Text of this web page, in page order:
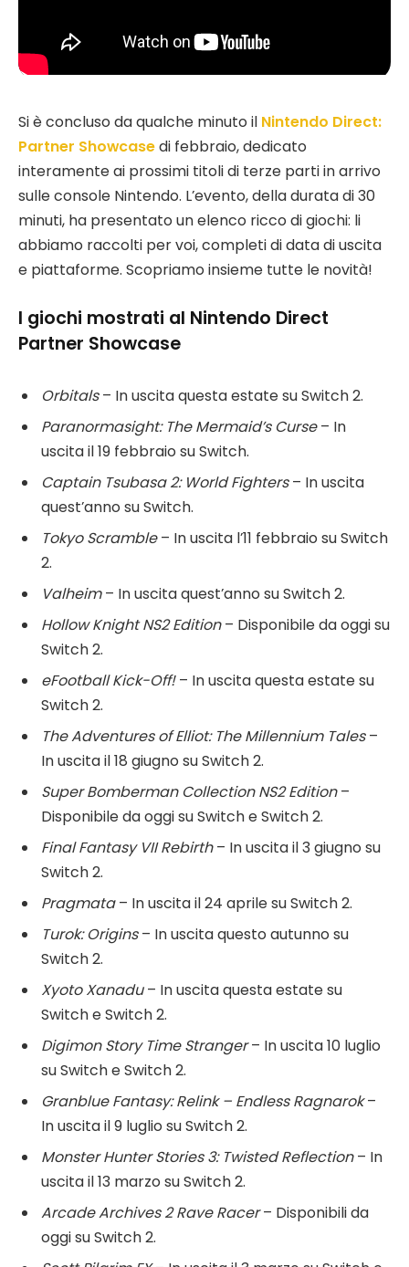
Si è concluso da qualche minuto il Nintendo Direct:
Partner Showcasedi febbraio, dedicato
interamente ai prossimi titoli di terze parti in arrivo
sulle console Nintendo. L’evento, della durata di 30
minuti, ha presentato un elenco ricco di giochi: li
abbiamo raccolti per voi, completi di data di uscita
e piattaforme. Scopriamo insieme tutte le novità!
I giochi mostrati al Nintendo Direct
Partner Showcase
Orbitals– In uscita questa estate su Switch 2.
Paranormasight: The Mermaid’s Curse– In
uscita il 19 febbraio su Switch.
Captain Tsubasa 2: World Fighters– In uscita
quest’anno su Switch.
Tokyo Scramble– In uscita l’11 febbraio su Switch
2.
Valheim– In uscita quest’anno su Switch 2.
Hollow Knight NS2 Edition– Disponibile da oggi su
Switch 2.
eFootball Kick-Off!– In uscita questa estate su
Switch 2.
The Adventures of Elliot: The Millennium Tales–
In uscita il 18 giugno su Switch 2.
Super Bomberman Collection NS2 Edition–
Disponibile da oggi su Switch e Switch 2.
Final Fantasy VII Rebirth– In uscita il 3 giugno su
Switch 2.
Pragmata– In uscita il 24 aprile su Switch 2.
Turok: Origins– In uscita questo autunno su
Switch 2.
Xyoto Xanadu– In uscita questa estate su
Switch e Switch 2.
Digimon Story Time Stranger– In uscita 10 luglio
su Switch e Switch 2.
Granblue Fantasy: Relink – Endless Ragnarok–
In uscita il 9 luglio su Switch 2.
Monster Hunter Stories 3: Twisted Reflection– In
uscita il 13 marzo su Switch 2.
Arcade Archives 2 Rave Racer– Disponibili da
oggi su Switch 2.